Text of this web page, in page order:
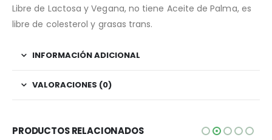
Libre de Lactosa y Vegana, no tiene Aceite de Palma, es
libre de colesterol y grasas trans.
INFORMACIÓN ADICIONAL
VALORACIONES (0)
PRODUCTOS RELACIONADOS